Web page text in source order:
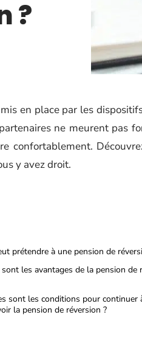
?
en place par les
ne meurent pas
confortablement.
y avez droit.
prétendre à une pension de
les avantages de la pension de
sont les conditions pour continuer
la pension de réversion ?